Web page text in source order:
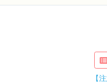
【